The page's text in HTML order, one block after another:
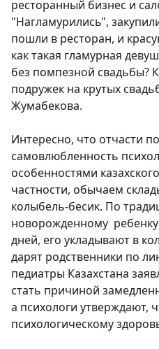
ресторанный бизнес и
"Нагламурились",
пошли в ресторан, и
как такая гламурная
без помпезной свадьбы?
подружек на крутых
Жумабекова.
Интересно, что отчасти
самовлюбленность
особенностями
частности, обычаем
колыбель-бесик. По
новорожденному ребенку
дней, его укладывают в
дарят родственники по
педиатры Казахстана
стать причиной
а психологи утверждают,
психологическому